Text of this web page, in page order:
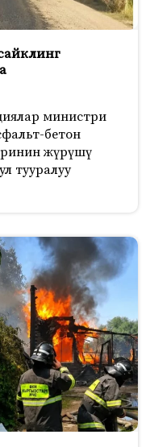
министри
бетон
жүрүшү
тууралуу